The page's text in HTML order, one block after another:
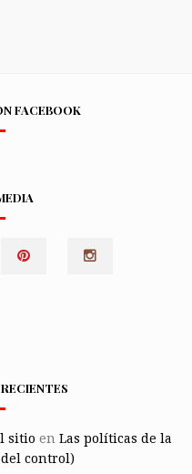
FACEBOOK
sitio en Las políticas de la
control)